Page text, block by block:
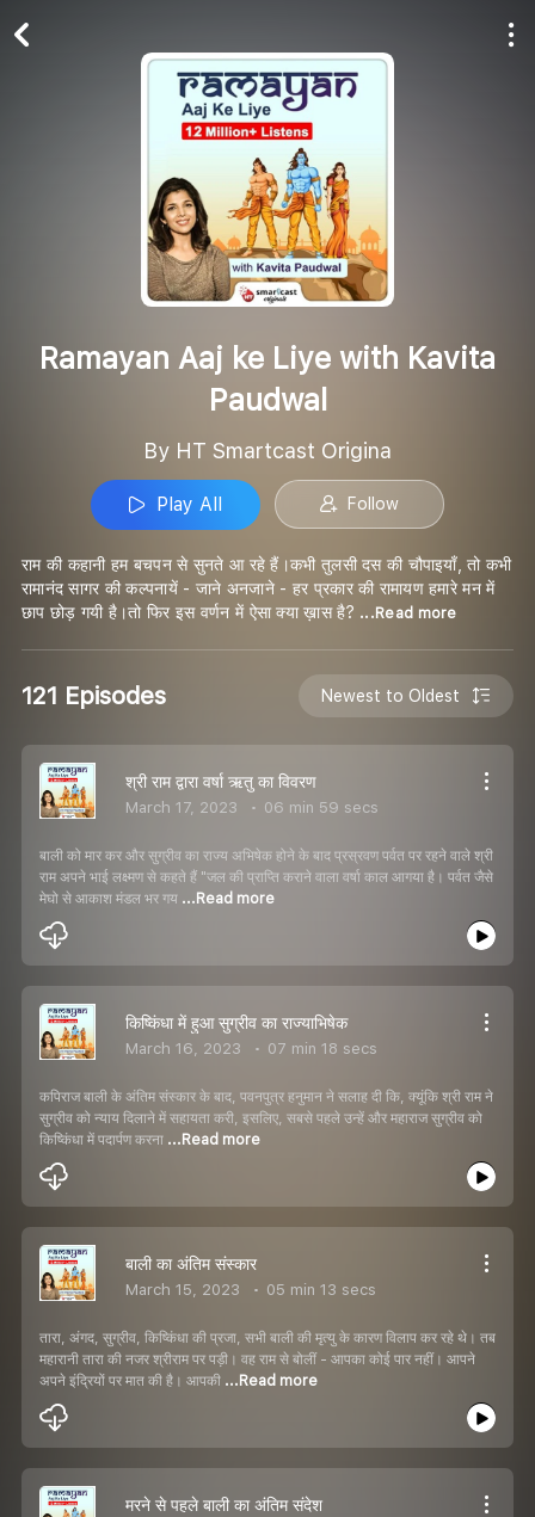
Ramayan Aaj ke Liye with Kavita
Paudwal
By HT Smartcast Origina
Play All Follow
राम की कहानी हम बचपन से सुनते आ रहे हैं।कभी तुलसी दस की चौपाइयाँ, तो कभी
रामानंद सागर की कल्पनायें - जाने अनजाने - हर प्रकार की रामायण हमारे मन में
छाप छोड़ गयी है।तो फिर इस वर्णन में ऐसा क्या ख़ास है? ...Read more
121 Episodes Newest to Oldest
श्री राम द्वारा वर्षा ऋतु का विवरण
March 17, 2023 06 min 59 secs
बाली को मार कर और सुग्रीव का राज्य अभिषेक होने के बाद प्रस्रवण पर्वत पर रहने वाले श्री
राम अपने भाई लक्ष्मण से कहते हैं "जल की प्राप्ति कराने वाला वर्षा काल आगया है। पर्वत जैसे
मेघो से आकाश मंडल भर गय ...Read more
किष्किंधा में हुआ सुग्रीव का राज्याभिषेक
March 16, 2023 07 min 18 secs
कपिराज बाली के अंतिम संस्कार के बाद, पवनपुत्र हनुमान ने सलाह दी कि, क्यूंकि श्री राम ने
सुग्रीव को न्याय दिलाने में सहायता करी, इसलिए, सबसे पहले उन्हें और महाराज सुग्रीव को
किष्किंधा में पदार्पण करना ...Read more
बाली का अंतिम संस्कार
March 15, 2023 05 min 13 secs
तारा, अंगद, सुग्रीव, किष्किंधा की प्रजा, सभी बाली की मृत्यु के कारण विलाप कर रहे थे। तब
महारानी तारा की नजर श्रीराम पर पड़ी। वह राम से बोलीं - आपका कोई पार नहीं। आपने
अपने इंद्रियों पर मात की है। आपकी ...Read more
मरने से पहले बाली का अंतिम संदेश